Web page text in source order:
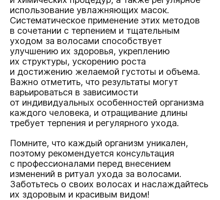
использование увлажняющих масок.
Систематическое применение этих методов
в сочетании с терпением и тщательным
уходом за волосами способствует
улучшению их здоровья, укреплению
их структуры, ускорению роста
и достижению желаемой густоты и объема.
Важно отметить, что результаты могут
варьироваться в зависимости
от индивидуальных особенностей организма
каждого человека, и отращивание длины
требует терпения и регулярного ухода.
Помните, что каждый организм уникален,
поэтому рекомендуется консультация
с профессионалами перед внесением
изменений в ритуал ухода за волосами.
Заботьтесь о своих волосах и наслаждайтесь
их здоровым и красивым видом!